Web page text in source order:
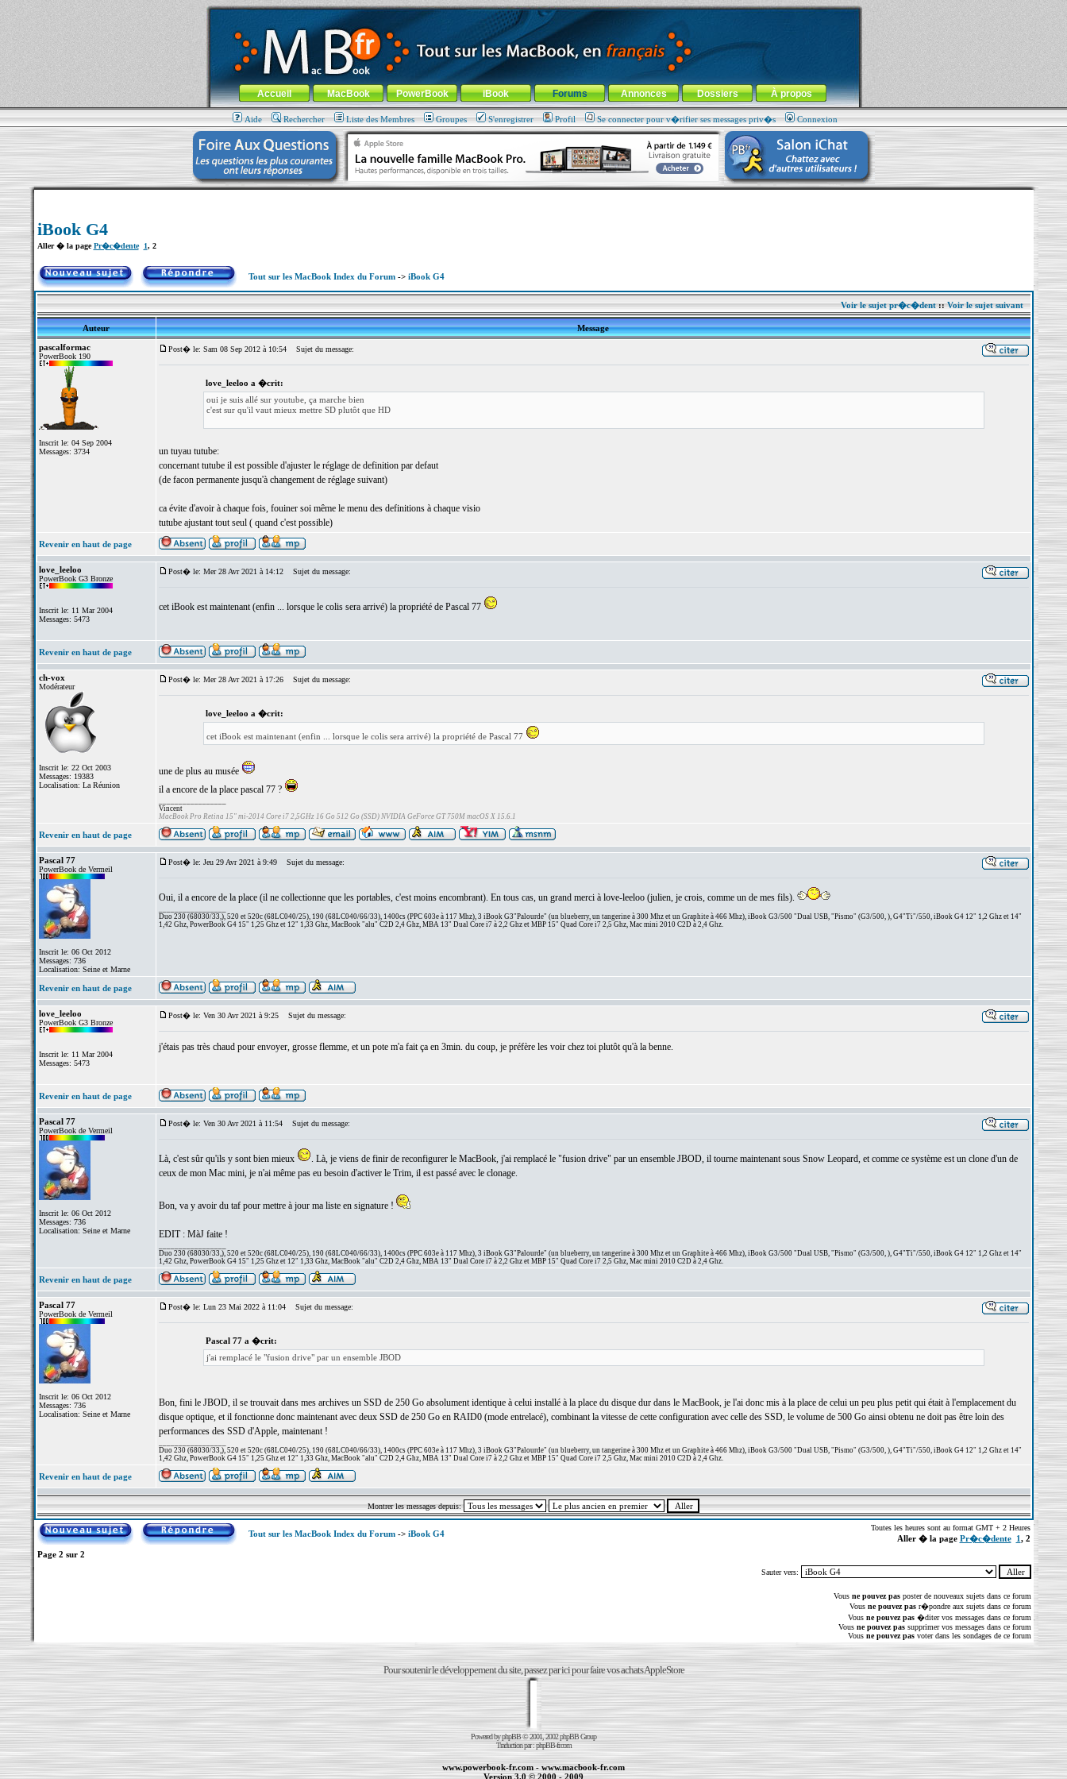
MacBook-fr.com : 100% Apple... 100% nomade !
Aller au contenu-Aller au menu général-Aller au menu de la rubrique
Menu général
Accueil MacBook PowerBook iBook Forums Annonces Dossiers À propos
Aide Rechercher Liste des Membres Groupes S'enregistrer Profil Se connecter pour v�rifier ses messages priv�s Connexion
iBook G4
Aller � la pagePr�c�dente 1, 2
Tout sur les MacBook Index du Forum-> iBook G4
Voir le sujet pr�c�dent::Voir le sujet suivant
Auteur
Message
pascalformac
PowerBook 190
Inscrit le: 04 Sep 2004
Messages: 3734
Post� le: Sam 08 Sep 2012 à 10:54 Sujet du message:
love_leeloo a �crit:
oui je suis allé sur youtube, ça marche bien
c'est sur qu'il vaut mieux mettre SD plutôt que HD
un tuyau tutube:
concernant tutube il est possible d'ajuster le réglage de definition par defaut
(de facon permanente jusqu'à changement de réglage suivant)
ca évite d'avoir à chaque fois, fouiner soi même le menu des definitions à chaque visio
tutube ajustant tout seul ( quand c'est possible)
Revenir en haut de page
love_leeloo
PowerBook G3 Bronze
Inscrit le: 11 Mar 2004
Messages: 5473
Post� le: Mer 28 Avr 2021 à 14:12 Sujet du message:
cet iBook est maintenant (enfin ... lorsque le colis sera arrivé) la propriété de Pascal 77
Revenir en haut de page
ch-vox
Modérateur
Inscrit le: 22 Oct 2003
Messages: 19383
Localisation: La Réunion
Post� le: Mer 28 Avr 2021 à 17:26 Sujet du message:
love_leeloo a �crit:
cet iBook est maintenant (enfin ... lorsque le colis sera arrivé) la propriété de Pascal 77
une de plus au musée
il a encore de la place pascal 77 ?
Vincent
MacBook Pro Retina 15" mi-2014 Core i7 2,5GHz 16 Go 512 Go (SSD) NVIDIA GeForce GT 750M macOS X 15.6.1
Revenir en haut de page
Pascal 77
PowerBook de Vermeil
Inscrit le: 06 Oct 2012
Messages: 736
Localisation: Seine et Marne
Post� le: Jeu 29 Avr 2021 à 9:49 Sujet du message:
Oui, il a encore de la place (il ne collectionne que les portables, c'est moins encombrant). En tous cas, un grand merci à love-leeloo (julien, je crois, comme un de mes fils).
Duo 230 (68030/33,), 520 et 520c (68LC040/25), 190 (68LC040/66/33), 1400cs (PPC 603e à 117 Mhz), 3 iBook G3"Palourde" (un blueberry, un tangerine à 300 Mhz et un Graphite à 466 Mhz), iBook G3/500 "Dual USB, "Pismo" (G3/500, ), G4"Ti"/550, iBook G4 12" 1,2 Ghz et 14"
1,42 Ghz, PowerBook G4 15" 1,25 Ghz et 12" 1,33 Ghz, MacBook "alu" C2D 2,4 Ghz, MBA 13" Dual Core i7 à 2,2 Ghz et MBP 15" Quad Core i7 2,5 Ghz, Mac mini 2010 C2D à 2,4 Ghz.
Revenir en haut de page
love_leeloo
PowerBook G3 Bronze
Inscrit le: 11 Mar 2004
Messages: 5473
Post� le: Ven 30 Avr 2021 à 9:25 Sujet du message:
j'étais pas très chaud pour envoyer, grosse flemme, et un pote m'a fait ça en 3min. du coup, je préfère les voir chez toi plutôt qu'à la benne.
Revenir en haut de page
Pascal 77
PowerBook de Vermeil
Inscrit le: 06 Oct 2012
Messages: 736
Localisation: Seine et Marne
Post� le: Ven 30 Avr 2021 à 11:54 Sujet du message:
Là, c'est sûr qu'ils y sont bien mieux
. Là, je viens de finir de reconfigurer le MacBook, j'ai remplacé le "fusion drive" par un ensemble JBOD, il tourne maintenant sous Snow Leopard, et comme ce système est un clone d'un de
ceux de mon Mac mini, je n'ai même pas eu besoin d'activer le Trim, il est passé avec le clonage.
Bon, va y avoir du taf pour mettre à jour ma liste en signature !
EDIT : MàJ faite !
Duo 230 (68030/33,), 520 et 520c (68LC040/25), 190 (68LC040/66/33), 1400cs (PPC 603e à 117 Mhz), 3 iBook G3"Palourde" (un blueberry, un tangerine à 300 Mhz et un Graphite à 466 Mhz), iBook G3/500 "Dual USB, "Pismo" (G3/500, ), G4"Ti"/550, iBook G4 12" 1,2 Ghz et 14"
1,42 Ghz, PowerBook G4 15" 1,25 Ghz et 12" 1,33 Ghz, MacBook "alu" C2D 2,4 Ghz, MBA 13" Dual Core i7 à 2,2 Ghz et MBP 15" Quad Core i7 2,5 Ghz, Mac mini 2010 C2D à 2,4 Ghz.
Revenir en haut de page
Pascal 77
PowerBook de Vermeil
Inscrit le: 06 Oct 2012
Messages: 736
Localisation: Seine et Marne
Post� le: Lun 23 Mai 2022 à 11:04 Sujet du message:
Pascal 77 a �crit:
j'ai remplacé le "fusion drive" par un ensemble JBOD
Bon, fini le JBOD, il se trouvait dans mes archives un SSD de 250 Go absolument identique à celui installé à la place du disque dur dans le MacBook, je l'ai donc mis à la place de celui un peu plus petit qui était à l'emplacement du
disque optique, et il fonctionne donc maintenant avec deux SSD de 250 Go en RAID0 (mode entrelacé), combinant la vitesse de cette configuration avec celle des SSD, le volume de 500 Go ainsi obtenu ne doit pas être loin des
performances des SSD d'Apple, maintenant !
Duo 230 (68030/33,), 520 et 520c (68LC040/25), 190 (68LC040/66/33), 1400cs (PPC 603e à 117 Mhz), 3 iBook G3"Palourde" (un blueberry, un tangerine à 300 Mhz et un Graphite à 466 Mhz), iBook G3/500 "Dual USB, "Pismo" (G3/500, ), G4"Ti"/550, iBook G4 12" 1,2 Ghz et 14"
1,42 Ghz, PowerBook G4 15" 1,25 Ghz et 12" 1,33 Ghz, MacBook "alu" C2D 2,4 Ghz, MBA 13" Dual Core i7 à 2,2 Ghz et MBP 15" Quad Core i7 2,5 Ghz, Mac mini 2010 C2D à 2,4 Ghz.
Revenir en haut de page
Montrer les messages depuis:
Tout sur les MacBook Index du Forum-> iBook G4
Toutes les heures sont au format GMT + 2 Heures
Aller � la page Pr�c�dente 1, 2
Page 2 sur 2
Sauter vers:
Vous ne pouvez pasposter de nouveaux sujets dans ce forum
Vous ne pouvez pasr�pondre aux sujets dans ce forum
Vous ne pouvez pas�diter vos messages dans ce forum
Vous ne pouvez passupprimer vos messages dans ce forum
Vous ne pouvez pasvoter dans les sondages de ce forum
Pour soutenir le développement du site, passez par ici pour faire vos achats AppleStore
Powered byphpBB© 2001, 2002 phpBB Group
Traduction par :phpBB-fr.com
www.powerbook-fr.com - www.macbook-fr.com
Version 3.0 © 2000 - 2009